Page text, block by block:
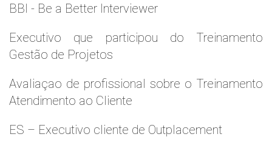
BBI - Be a Better Interviewer
Executivo que participou do Treinamento
Gestão de Projetos
Avaliaçao de profissional sobre o Treinamento
Atendimento ao Cliente
ES – Executivo cliente de Outplacement